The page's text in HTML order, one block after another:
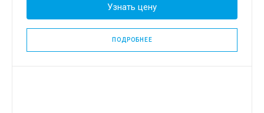
Узнать цену
ПОДРОБНЕЕ